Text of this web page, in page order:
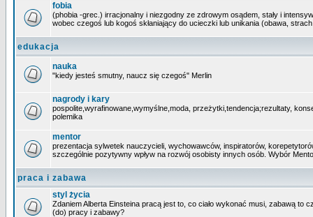
fobia
(phobia -grec.) irracjonalny i niezgodny ze zdrowym osądem, stały i
wobec czegoś lub kogoś skłaniający do ucieczki lub unikania (obawa,
edukacja
nauka
"kiedy jesteś smutny, naucz się czegoś" Merlin
nagrody i kary
pospolite,wyrafinowane,wymyślne,moda, przeżytki,tendencja;rezultaty,
polemika
mentor
prezentacja sylwetek nauczycieli, wychowawców, inspiratorów,
szczególnie pozytywny wpływ na rozwój osobisty innych osób. Wybór
praca i zabawa
styl życia
Zdaniem Alberta Einsteina pracą jest to, co ciało wykonać musi, zabawą to
(do) pracy i zabawy?